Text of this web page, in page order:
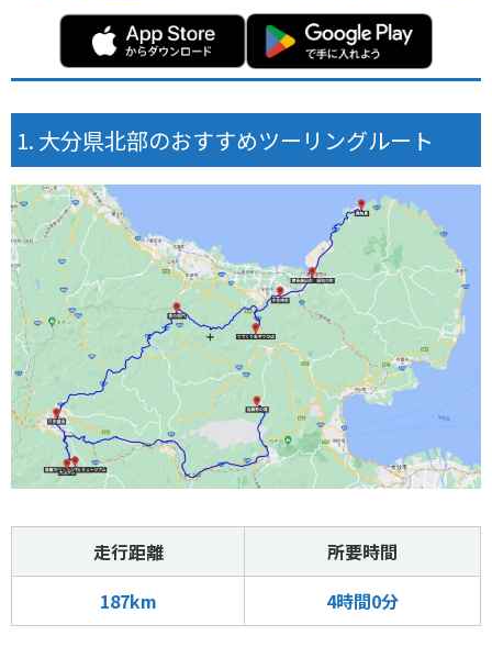
大分県北部のおすすめツーリングルート
走行距離
所要時間
187km
4時間0分